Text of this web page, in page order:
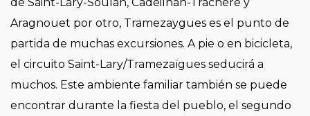
de Saint-Lary-Soulan, Cadeilhan-Trachère y
Aragnouet por otro, Tramezaygues es el punto de
partida de muchas excursiones. A pie o en bicicleta,
el circuito Saint-Lary/Tramezaïgues seducirá a
muchos. Este ambiente familiar también se puede
encontrar durante la fiesta del pueblo, el segundo